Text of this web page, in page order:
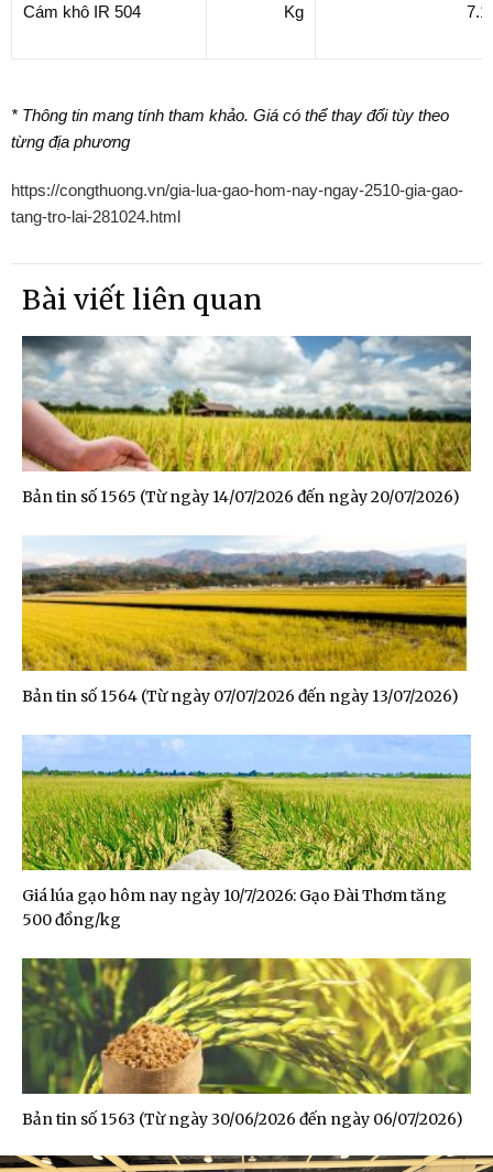
Cám khô IR 504 Kg
* Thông tin mang tính tham khảo. Giá có thể thay đổi tùy theo
từng địa phương
https://congthuong.vn/gia-lua-gao-hom-nay-ngay-2510-gia-gao-
tang-tro-lai-281024.html
Bài viết liên quan
Bản tin số 1565 (Từ ngày 14/07/2026 đến ngày 20/07/2026)
Bản tin số 1564 (Từ ngày 07/07/2026 đến ngày 13/07/2026)
Giá lúa gạo hôm nay ngày 10/7/2026: Gạo Đài Thơm tăng
500 đồng/kg
Bản tin số 1563 (Từ ngày 30/06/2026 đến ngày 06/07/2026)